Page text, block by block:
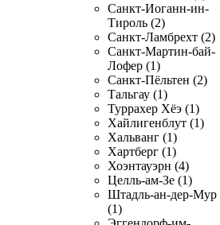
Санкт-Иоганн-ин-
Тироль (2)
Санкт-Ламбрехт (2)
Санкт-Мартин-бай-
Лофер (1)
Санкт-Пёльтен (2)
Тальгау (1)
Туррахер Хёэ (1)
Хайлигенблут (1)
Хальванг (1)
Хартберг (1)
Хоэнтауэрн (4)
Целль-ам-Зе (1)
Штадль-ан-дер-Мур
(1)